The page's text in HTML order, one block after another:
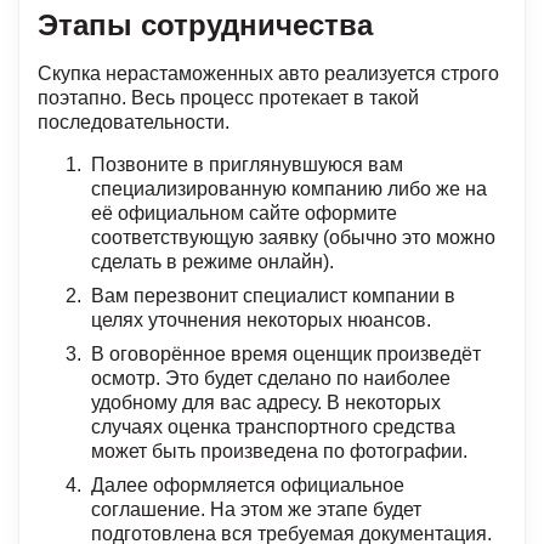
Этапы сотрудничества
Скупка нерастаможенных авто реализуется строго
поэтапно. Весь процесс протекает в такой
последовательности.
Позвоните в приглянувшуюся вам
специализированную компанию либо же на
её официальном сайте оформите
соответствующую заявку (обычно это можно
сделать в режиме онлайн).
Вам перезвонит специалист компании в
целях уточнения некоторых нюансов.
В оговорённое время оценщик произведёт
осмотр. Это будет сделано по наиболее
удобному для вас адресу. В некоторых
случаях оценка транспортного средства
может быть произведена по фотографии.
Далее оформляется официальное
соглашение. На этом же этапе будет
подготовлена вся требуемая документация.